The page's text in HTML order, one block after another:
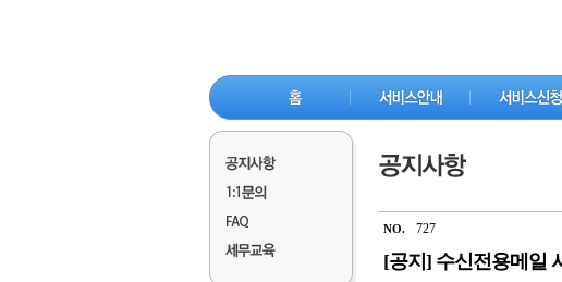
NO. 727
[공지] 수신전용메일